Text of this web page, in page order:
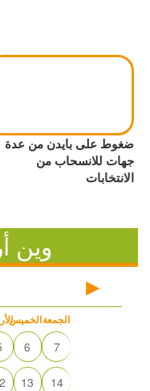
ضغوط على بايدن من عدة
جهات للانسحاب من
الانتخابات
وين
الخميسالجمعة
6 7
13 14